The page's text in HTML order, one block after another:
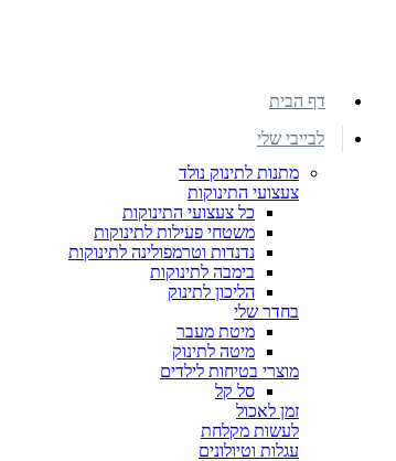
דף הבית
לבייבי שלי
מתנות לתינוק נולד
צעצועי התינוקות
כל צעצועי התינוקות
משטחי פעילות לתינוקות
נדנדות וטרמפולינה לתינוקות
בימבה לתינוקות
הליכון לתינוק
בחדר שלי
מיטת מעבר
מיטה לתינוק
מוצרי בטיחות לילדים
סל קל
זמן לאכול
לעשות מקלחת
עגלות וטיולונים